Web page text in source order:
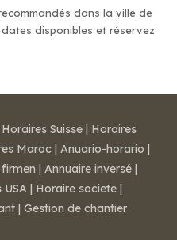
dans la ville de
disponibles et réservez
Horaires Suisse | Horaires
Maroc | Anuario-horario |
| Annuaire inversé |
USA | Horaire societe |
| Gestion de chantier